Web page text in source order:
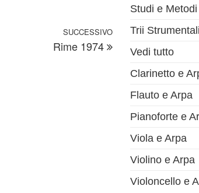
Articolo successivo
SUCCESSIVO
Rime 1974
Studi e Metodi
Trii
Vedi tutto
Clarinetto e
Flauto e Arpa
Pianoforte e
Viola e Arpa
Violino e Arpa
Violoncello e